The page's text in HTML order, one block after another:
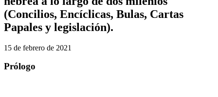
(Concilios, Encíclicas, Bulas, Cartas
Papales y legislación).
15 de febrero de 2021
Prólogo